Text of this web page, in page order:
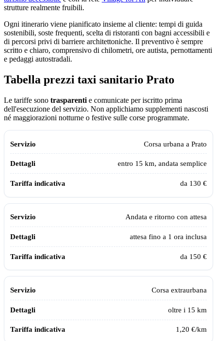
strutture realmente fruibili.
Ogni itinerario viene pianificato insieme al cliente: tempi di guida
sostenibili, soste frequenti, scelta di ristoranti con bagni accessibili e
di percorsi privi di barriere architettoniche. Il preventivo è sempre
scritto e chiaro, comprensivo di chilometri, ore autista, pernottamenti
e pedaggi autostradali.
Tabella prezzi taxi sanitario Prato
Le tariffe sono trasparenti e comunicate per iscritto prima
dell'esecuzione del servizio. Non applichiamo supplementi nascosti
né maggiorazioni notturne o festive sulle corse programmate.
Tabella dei prezzi e delle tratte del taxi sanitario Assistiamo Te a
Prato
Servizio
Corsa urbana a Prato
entro 15 km, andata semplice
da 130 €
Andata e ritorno con attesa
attesa fino a 1 ora inclusa
da 150 €
Corsa extraurbana
oltre i 15 km
1,20 €/km